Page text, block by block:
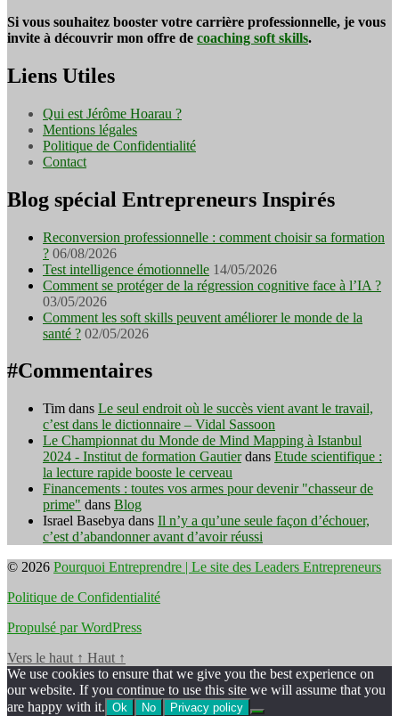
Si vous souhaitez booster votre carrière professionnelle, je vous
invite à découvrir mon offre de coaching soft skills.
Liens Utiles
Qui est Jérôme Hoarau ?
Mentions légales
Politique de Confidentialité
Contact
Blog spécial Entrepreneurs Inspirés
Reconversion professionnelle : comment choisir sa formation
? 06/08/2026
Test intelligence émotionnelle 14/05/2026
Comment se protéger de la régression cognitive face à l’IA ?
03/05/2026
Comment les soft skills peuvent améliorer le monde de la
santé ? 02/05/2026
#Commentaires
Tim dans Le seul endroit où le succès vient avant le travail,
c’est dans le dictionnaire – Vidal Sassoon
Le Championnat du Monde de Mind Mapping à Istanbul
2024 - Institut de formation Gautierdans Etude scientifique :
la lecture rapide booste le cerveau
Financements : toutes vos armes pour devenir "chasseur de
prime" dans Blog
Israel Basebya dans Il n’y a qu’une seule façon d’échouer,
c’est d’abandonner avant d’avoir réussi
© 2026 Pourquoi Entreprendre | Le site des Leaders Entrepreneurs
Politique de Confidentialité
Propulsé par WordPress
Vers le haut ↑ Haut ↑
We use cookies to ensure that we give you the best experience on
our website. If you continue to use this site we will assume that you
are happy with it. Ok No Privacy policy